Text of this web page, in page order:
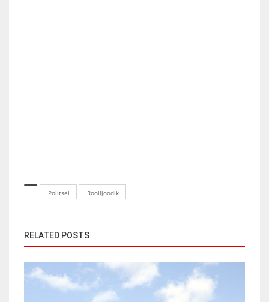
Politsei Roolijoodik
RELATED POSTS